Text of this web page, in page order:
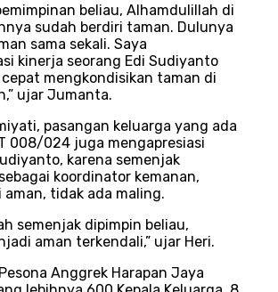
beliau, Alhamdulillah di
sudah berdiri taman. Dulunya
sama sekali. Saya
kinerja seorang Edi Sudiyanto
mengkondisikan taman di
ujar Jumanta.
pasangan keluarga yang ada
008/024 juga mengapresiasi
karena semenjak
koordinator kemanan,
aman, tidak ada maling.
semenjak dipimpin beliau,
aman terkendali,” ujar Heri.
Anggrek Harapan Jaya